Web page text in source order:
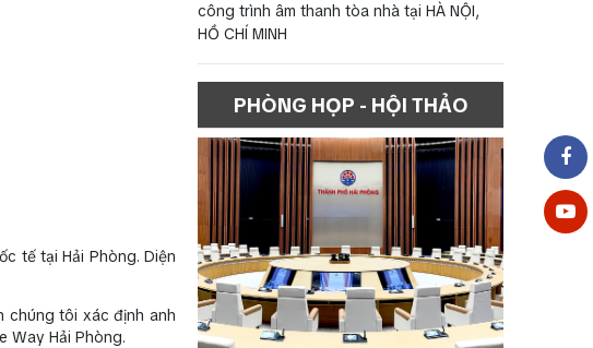
tế tại Hải Phòng. Diện
chúng tôi xác định anh
Way Hải Phòng.
công trình âm thanh tòa nhà tại HÀ NỘI,
HỒ CHÍ MINH
PHÒNG HỌP - HỘI THẢO